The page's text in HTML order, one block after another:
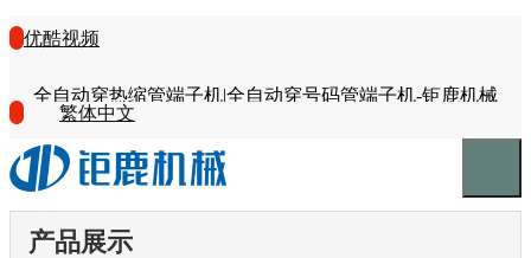
优酷视频
全自动穿热缩管端子机|全自动穿号码管端子机-钜鹿机械
繁体中文
产品展示